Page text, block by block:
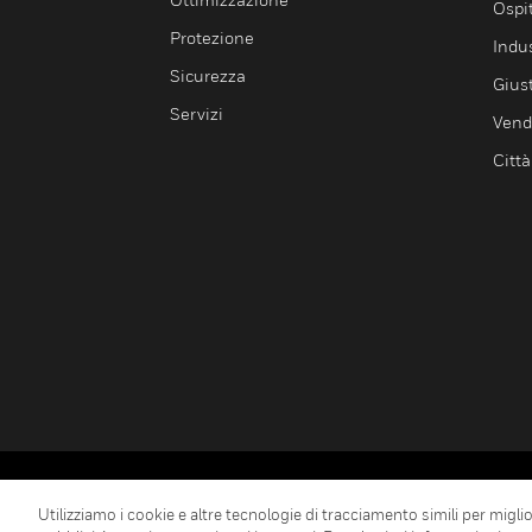
Protezione
Sicurezza
Servizi
Utilizziamo i cookie e altre tecnologie di tracciamento simili per